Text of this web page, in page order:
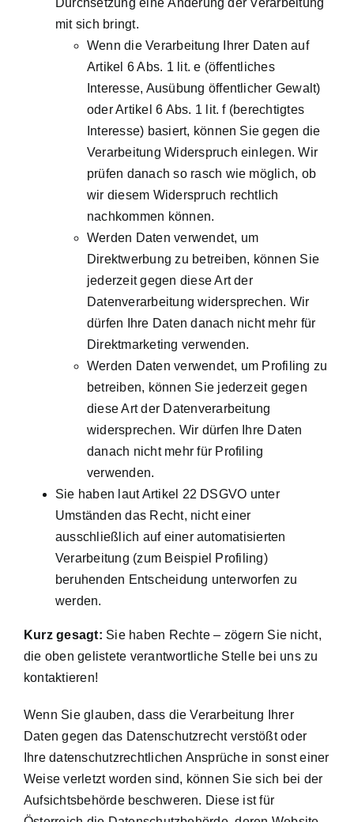
mit sich bringt.
Wenn die Verarbeitung Ihrer Daten auf
Artikel 6 Abs. 1 lit. e (öffentliches
Interesse, Ausübung öffentlicher Gewalt)
oder Artikel 6 Abs. 1 lit. f (berechtigtes
Interesse) basiert, können Sie gegen die
Verarbeitung Widerspruch einlegen. Wir
prüfen danach so rasch wie möglich, ob
wir diesem Widerspruch rechtlich
nachkommen können.
Werden Daten verwendet, um
Direktwerbung zu betreiben, können Sie
jederzeit gegen diese Art der
Datenverarbeitung widersprechen. Wir
dürfen Ihre Daten danach nicht mehr für
Direktmarketing verwenden.
Werden Daten verwendet, um Profiling zu
betreiben, können Sie jederzeit gegen
diese Art der Datenverarbeitung
widersprechen. Wir dürfen Ihre Daten
danach nicht mehr für Profiling
verwenden.
Sie haben laut Artikel 22 DSGVO unter
Umständen das Recht, nicht einer
ausschließlich auf einer automatisierten
Verarbeitung (zum Beispiel Profiling)
beruhenden Entscheidung unterworfen zu
werden.
Kurz gesagt: Sie haben Rechte – zögern Sie nicht,
die oben gelistete verantwortliche Stelle bei uns zu
kontaktieren!
Wenn Sie glauben, dass die Verarbeitung Ihrer
Daten gegen das Datenschutzrecht verstößt oder
Ihre datenschutzrechtlichen Ansprüche in sonst einer
Weise verletzt worden sind, können Sie sich bei der
Aufsichtsbehörde beschweren. Diese ist für